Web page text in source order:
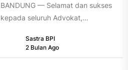
BANDUNG — Selamat dan sukses
kepada seluruh Advokat,
Indonesia Raya (PADIRAYA) yang
Sastra BPI
2 Bulan Ago